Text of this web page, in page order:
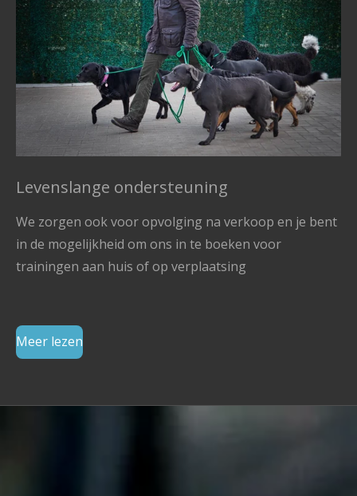
Levenslange ondersteuning
We zorgen ook voor opvolging na verkoop en je bent
in de mogelijkheid om ons in te boeken voor
trainingen aan huis of op verplaatsing
Meer lezen